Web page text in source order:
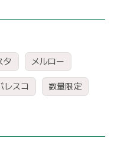
タ メルロー
レスコ 数量限定